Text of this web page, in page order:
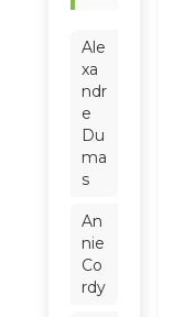
Ale
xa
ndr
e
Du
ma
s
An
nie
Co
rdy